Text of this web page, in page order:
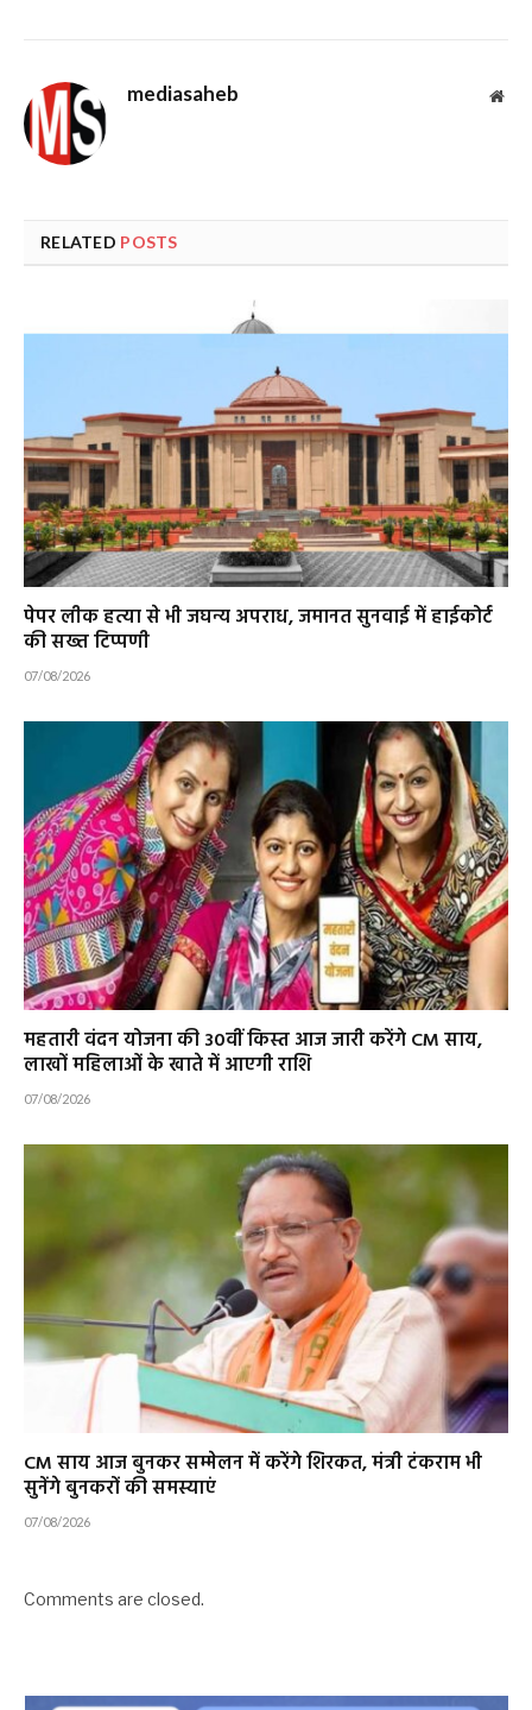
mediasaheb
RELATED POSTS
पेपर लीक हत्या से भी जघन्य अपराध, जमानत सुनवाई में हाईकोर्ट
की सख्त टिप्पणी
07/08/2026
महतारी वंदन योजना की 30वीं किस्त आज जारी करेंगे CM साय,
लाखों महिलाओं के खाते में आएगी राशि
07/08/2026
CM साय आज बुनकर सम्मेलन में करेंगे शिरकत, मंत्री टंकराम भी
सुनेंगे बुनकरों की समस्याएं
07/08/2026
Comments are closed.